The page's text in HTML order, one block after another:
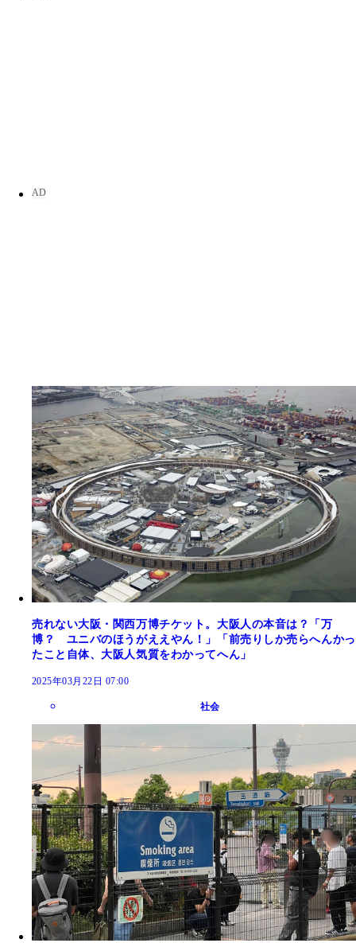
売れない大阪・関西万博チケット。大阪人の本音は？「万
博？ ユニバのほうがええやん！」「前売りしか売らへんかっ
たこと自体、大阪人気質をわかってへん」
2025年03月22日 07:00
社会